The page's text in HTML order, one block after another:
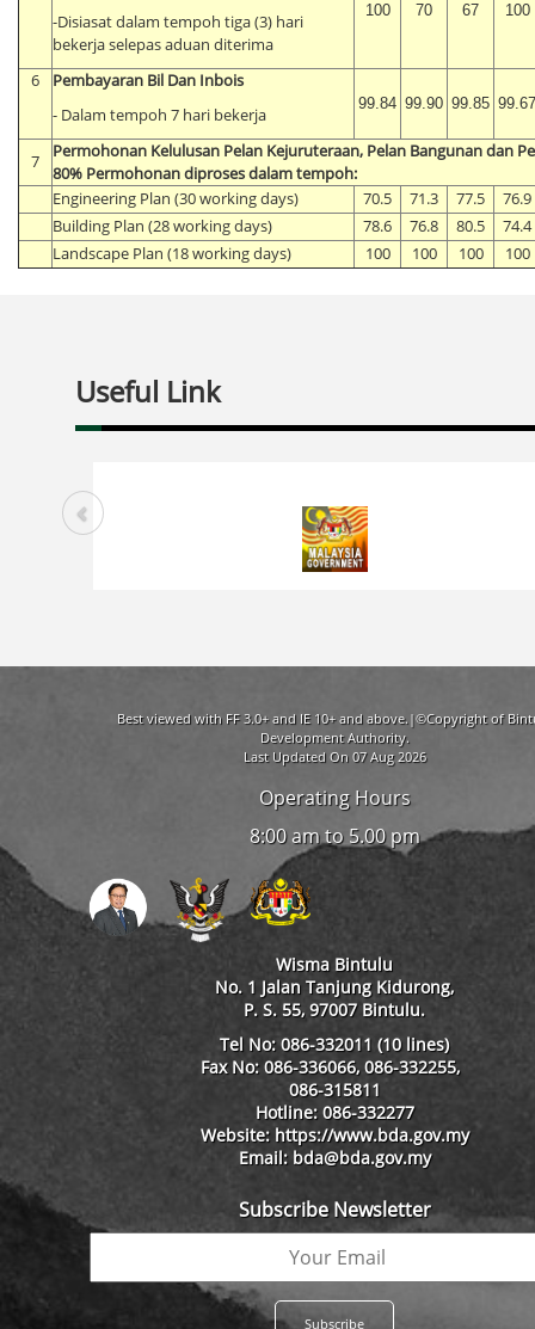
-Disiasat dalam tempoh tiga (3) hari
bekerja selepas aduan diterima
100 70 67 100
6
Pembayaran Bil Dan Inbois
- Dalam tempoh 7 hari bekerja
99.84 99.90 99.85 99.67
7
Permohonan Kelulusan Pelan Kejuruteraan, Pelan Bangunan dan
80% Permohonan diproses dalam tempoh:
Engineering Plan (30 working days)
70.5 71.3 77.5
76.9
Building Plan (28 working days)
78.6 76.8 80.5
74.4
Landscape Plan (18 working days)
100 100 100 100
Useful Link
Best viewed with FF 3.0+ and IE 10+ and above.|©Copyright of
Development Authority.
Last Updated On 07 Aug 2026
Operating Hours
8:00 am to 5.00 pm
Wisma Bintulu
No. 1 Jalan Tanjung Kidurong,
P. S. 55, 97007 Bintulu.
Tel No: 086-332011 (10 lines)
Fax No: 086-336066, 086-332255,
086-315811
Hotline: 086-332277
Website: https://www.bda.gov.my
Email: bda@bda.gov.my
Subscribe Newsletter